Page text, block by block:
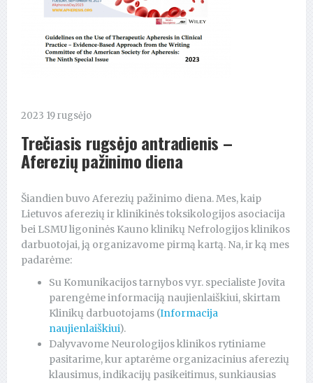
2023 19 rugsėjo
Trečiasis rugsėjo antradienis –
Aferezių pažinimo diena
Šiandien buvo Aferezių pažinimo diena. Mes, kaip
Lietuvos aferezių ir klinikinės toksikologijos asociacija
bei LSMU ligoninės Kauno klinikų Nefrologijos klinikos
darbuotojai, ją organizavome pirmą kartą. Na, ir ką mes
padarėme:
Su Komunikacijos tarnybos vyr. specialiste Jovita
parengėme informaciją naujienlaiškiui, skirtam
Klinikų darbuotojams (Informacija
naujienlaiškiui).
Dalyvavome Neurologijos klinikos rytiniame
pasitarime, kur aptarėme organizacinius aferezių
klausimus, indikacijų pasikeitimus, sunkiausias